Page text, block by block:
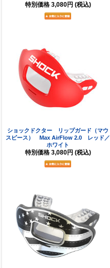
特別価格 3,080円 (税込)
ショックドクター リップガード（マウ
スピース） Max AirFlow 2.0 レッド／
ホワイト
特別価格 3,080円 (税込)